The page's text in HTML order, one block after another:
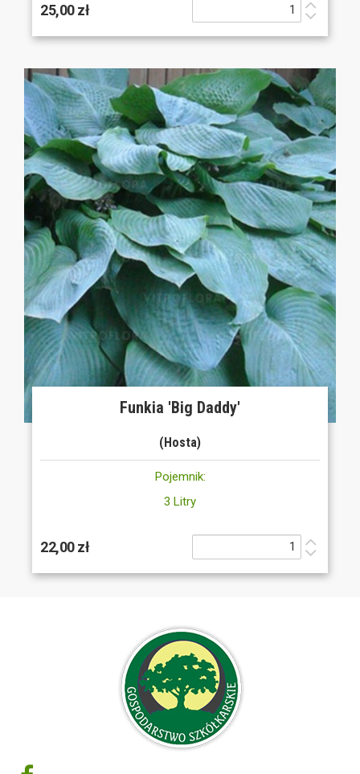
25,00 zł
Funkia 'Big Daddy'
(Hosta)
Pojemnik:
3 Litry
22,00 zł